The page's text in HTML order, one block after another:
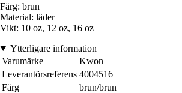
Färg: brun
Material: läder
Vikt: 10 oz, 12 oz, 16 oz
Ytterligare information
Varumärke
Kwon
Leverantörsreferens 4004516
Färg
brun/brun